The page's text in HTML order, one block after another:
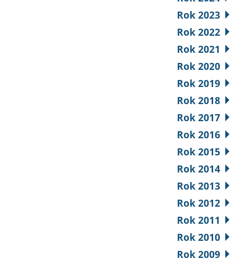
Rok 2023
Rok 2022
Rok 2021
Rok 2020
Rok 2019
Rok 2018
Rok 2017
Rok 2016
Rok 2015
Rok 2014
Rok 2013
Rok 2012
Rok 2011
Rok 2010
Rok 2009